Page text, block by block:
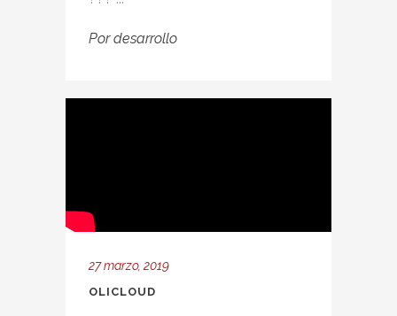
Por desarrollo
27 marzo, 2019
OLICLOUD